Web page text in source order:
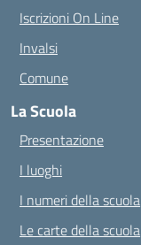
Iscrizioni On Line
Invalsi
Comune
La Scuola
Presentazione
I luoghi
I numeri della scuola
Le carte della scuola